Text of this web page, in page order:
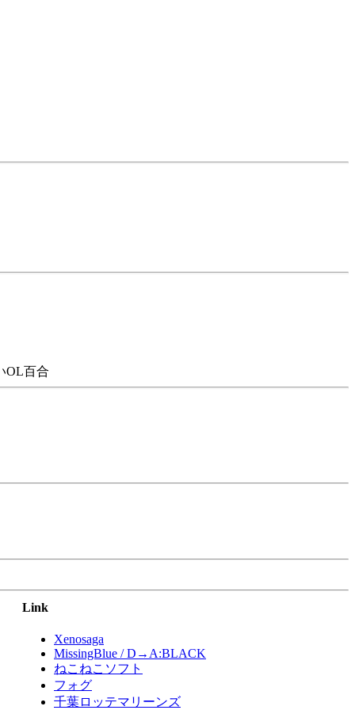
OL百合
Link
Xenosaga
MissingBlue / D→A:BLACK
ねこねこソフト
フォグ
千葉ロッテマリーンズ